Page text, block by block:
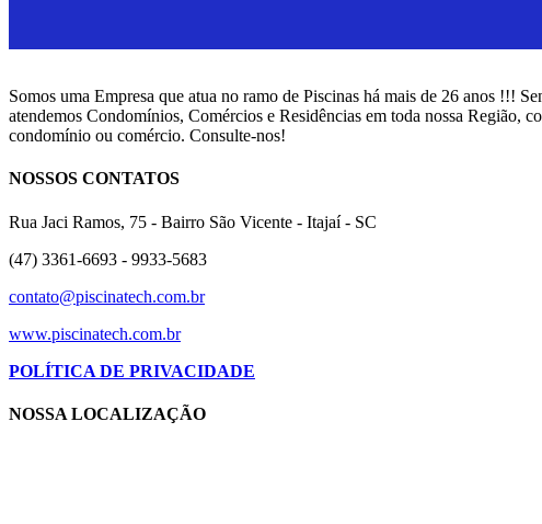
Somos uma Empresa que atua no ramo de Piscinas há mais de 26 anos !!!
atendemos Condomínios, Comércios e Residências em toda nossa Região,
condomínio ou comércio. Consulte-nos!
NOSSOS CONTATOS
Rua Jaci Ramos, 75 - Bairro São Vicente - Itajaí - SC
(47) 3361-6693 - 9933-5683
contato@piscinatech.com.br
www.piscinatech.com.br
POLÍTICA DE PRIVACIDADE
NOSSA LOCALIZAÇÃO